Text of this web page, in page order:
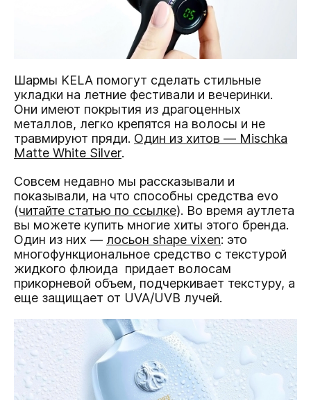
Шармы KELA помогут сделать стильные
укладки на летние фестивали и вечеринки.
Они имеют покрытия из драгоценных
металлов, легко крепятся на волосы и не
травмируют пряди. Один из хитов — Mischka
Matte White Silver.
Совсем недавно мы рассказывали и
показывали, на что способны средства evo
(читайте статью по ссылке). Во время аутлета
вы можете купить многие хиты этого бренда.
Один из них — лосьон shape vixen: это
многофункциональное средство с текстурой
жидкого флюида придает волосам
прикорневой объем, подчеркивает текстуру, а
еще защищает от UVA/UVB лучей.